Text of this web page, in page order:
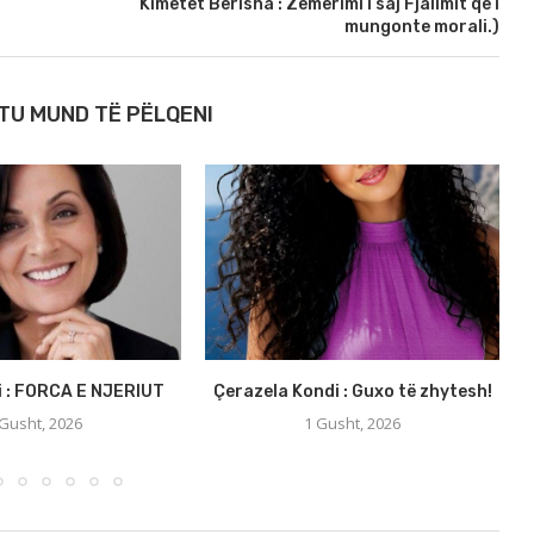
Kimetet Berisha : Zemërimi i saj Fjalimit që i
mungonte morali.)
MUND TË PËLQENI
FORCA E NJERIUT
2026
Çerazela Kondi : Guxo të zhytesh!
1 Gusht, 2026